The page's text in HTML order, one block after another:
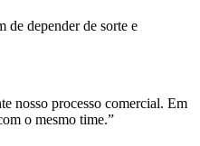
de depender de sorte e
nosso processo comercial. Em
o mesmo time.”